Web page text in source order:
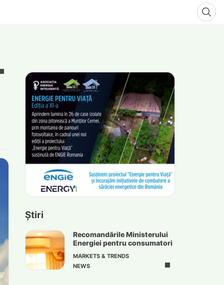
Știri
Recomandările Ministerului
Energiei pentru consumatori
MARKETS & TRENDS
NEWS